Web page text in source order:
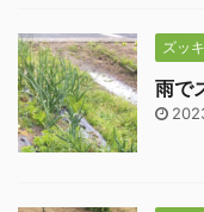
ズッ
雨で